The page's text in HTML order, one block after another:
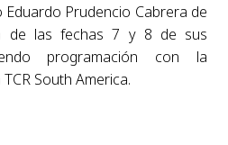
Prudencio Cabrera de
de las fechas 7 y 8 de sus
programación con la
South America.